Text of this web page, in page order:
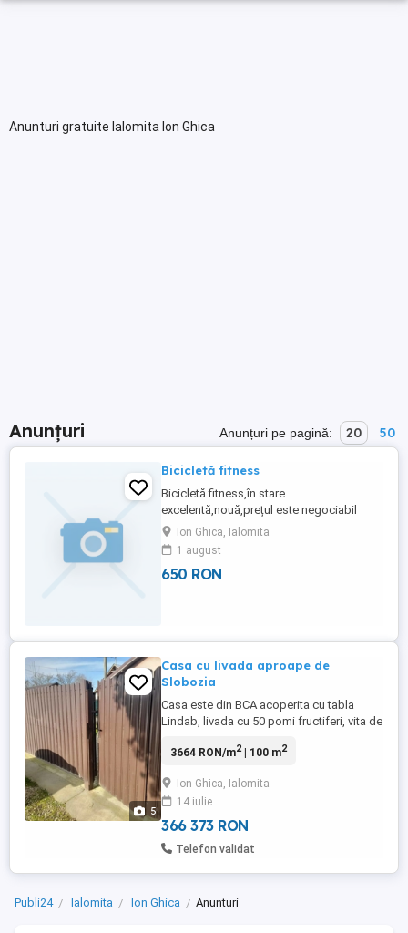
Anunturi gratuite Ialomita Ion Ghica
Anunțuri Anunțuri pe pagină: 20 50
Bicicletă fitness
Bicicletă fitness,în stare
excelentă,nouă,prețul este negociabil
Ion Ghica, Ialomita
1 august
650 RON
5
Casa cu livada aproape de
Slobozia
Casa este din BCA acoperita cu tabla
Lindab, livada cu 50 pomi fructiferi, vita de
pasari. Pretul este negociabil. Se poate
camere sau garsoniera confort unu plus
diferenta de pret
3664 RON/m2| 100 m2
Ion Ghica, Ialomita
14 iulie
366 373 RON
Telefon validat
Publi24 Ialomita Ion Ghica Anunturi